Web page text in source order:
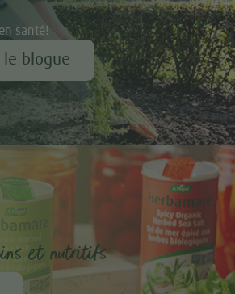
santé!
blogue
et nutritifs